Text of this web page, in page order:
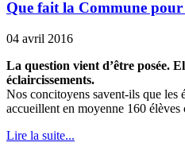
Que fait la Commune pour
04 avril 2016
La question vient d’être posée.
éclaircissements.
Nos concitoyens savent-ils que
accueillent en moyenne 160 élèves
Lire la suite...